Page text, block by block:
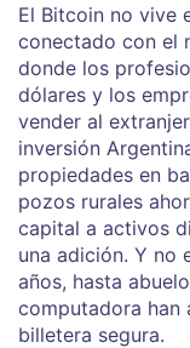
El Bitcoin no vive
conectado con el
donde los
dólares y los
vender al
inversión
propiedades en
pozos rurales
capital a activos
una adición. Y no
años, hasta
computadora han
billetera segura.